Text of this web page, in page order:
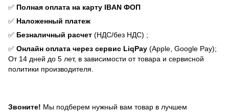
✅ Полная оплата на карту IBAN ФОП
✅ Наложенный платеж
✅ Безналичный расчет (НДС/без НДС) ;
✅ Онлайн оплата через сервис LiqPay (Apple, Google Pay);
От 14 дней до 5 лет, в зависимости от товара и сервисной
политики производителя.
Звоните! Мы подберем нужный вам товар в лучшем